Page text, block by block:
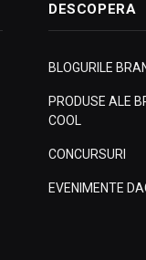
DESCOPERA
BLOGURILE
PRODUSE ALE
COOL
CONCURSURI
EVENIMENTE